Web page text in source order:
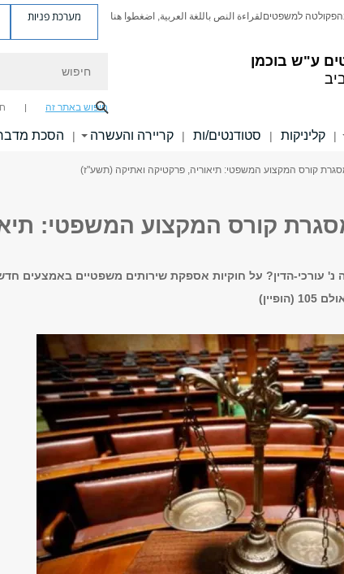
ע"ש בוכמן
הפקולטה למשפטיםلقراءة النص باللغة العربية, اضغطوا هنا מערכת פניות
חיפוש באתר זה
| קליניקות | סטודנטים/ות | קריירה והעשרה | הסכת
קורס המקצוע המשפטי: תיאוריה, פרקטיקה ואתיקה (תשע"ז)
קורס המקצוע המשפטי:
נ' עורכי-הדין? על חוקיות אספקת שירותים משפטיים באמצעים
105 (הופיין)